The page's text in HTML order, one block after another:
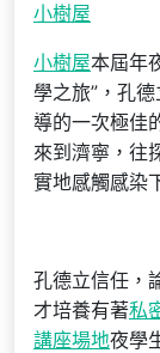
小樹屋
小樹屋本屆年
學之旅”，孔
導的一次極佳
來到濟寧，往
實地感觸感染
孔德立信任，
才培養有著私
講座場地夜學